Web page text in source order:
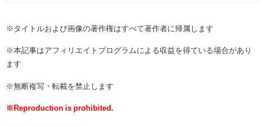
※タイトルおよび画像の著作権はすべて著作者に帰属します
※本記事はアフィリエイトプログラムによる収益を得ている場合があり
ます
※無断複写・転載を禁止します
※Reproduction is prohibited.